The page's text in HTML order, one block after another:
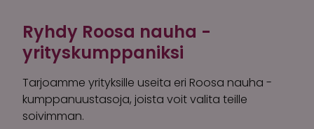
Ryhdy Roosa nauha -
yrityskumppaniksi
Tarjoamme yrityksille useita eri Roosa nauha -
kumppanuustasoja, joista voit valita teille
soivimman.